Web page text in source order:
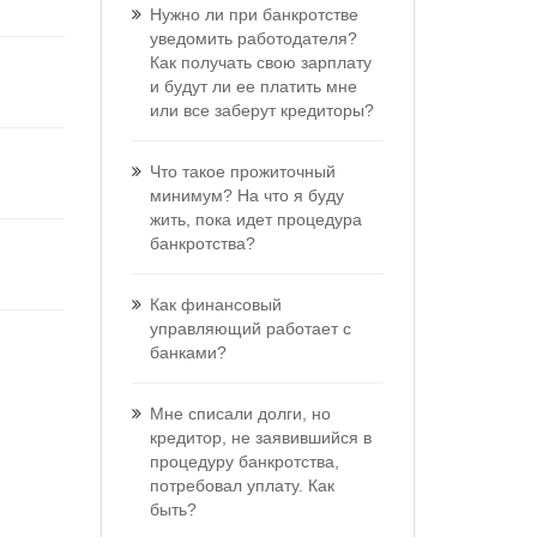
Нужно ли при банкротстве
уведомить работодателя?
Как получать свою зарплату
и будут ли ее платить мне
или все заберут кредиторы?
Что такое прожиточный
минимум? На что я буду
жить, пока идет процедура
банкротства?
Как финансовый
управляющий работает с
банками?
Мне списали долги, но
кредитор, не заявившийся в
процедуру банкротства,
потребовал уплату. Как
быть?